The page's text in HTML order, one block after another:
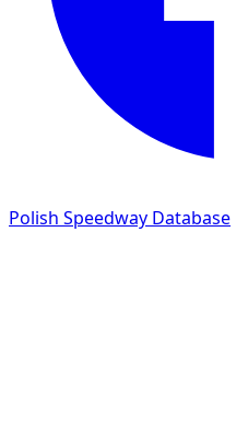
Polish Speedway Database